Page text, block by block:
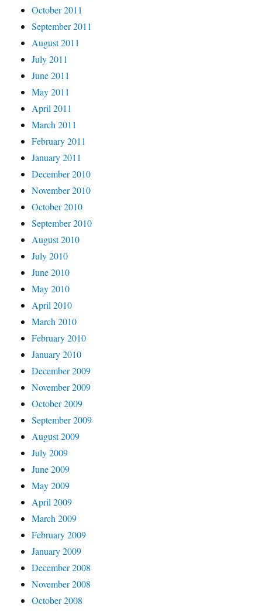
October 2011
September 2011
August 2011
July 2011
June 2011
May 2011
April 2011
March 2011
February 2011
January 2011
December 2010
November 2010
October 2010
September 2010
August 2010
July 2010
June 2010
May 2010
April 2010
March 2010
February 2010
January 2010
December 2009
November 2009
October 2009
September 2009
August 2009
July 2009
June 2009
May 2009
April 2009
March 2009
February 2009
January 2009
December 2008
November 2008
October 2008